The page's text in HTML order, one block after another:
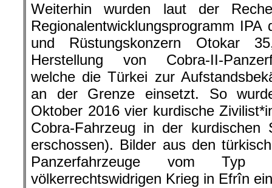
Weiterhin wurden laut der
Regionalentwicklungsprogramm
und Rüstungskonzern Otokar
Herstellung von Cobra-II-
welche die Türkei zur
an der Grenze einsetzt. So
Oktober 2016 vier kurdische
Cobra-Fahrzeug in der kurdischen
erschossen). Bilder aus den
Panzerfahrzeuge vom
völkerrechtswidrigen Krieg in Efrîn